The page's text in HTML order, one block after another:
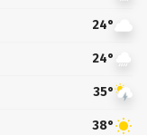
24°
24°
35°
38°